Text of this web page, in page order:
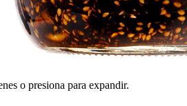
o presiona para expandir.